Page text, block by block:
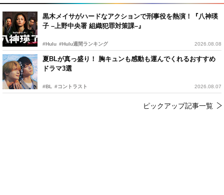
黒木メイサがハードなアクションで刑事役を熱演！『八神瑛
子 –上野中央署 組織犯罪対策課–』
#Hulu #Hulu週間ランキング 2026.08.08
夏BLが真っ盛り！ 胸キュンも感動も運んでくれるおすすめ
ドラマ3選
#BL #コントラスト 2026.08.07
ピックアップ記事一覧